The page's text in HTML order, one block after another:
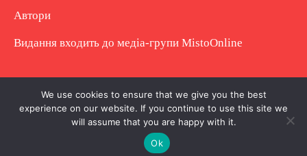
Автори
Видання входить до медіа-групи MistoOnline
Copyright © Повне використання матеріалу
заборонено. Частково можна з гіперпосиланням.
We use cookies to ensure that we give you the best
experience on our website. If you continue to use this site we
will assume that you are happy with it.
Ok